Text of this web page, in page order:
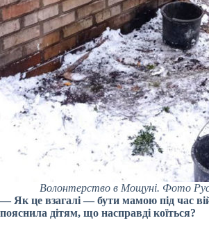
Волонтерство в Мощуні. Фото
— Як це взагалі — бути мамою під час
пояснила дітям, що насправді коїться?